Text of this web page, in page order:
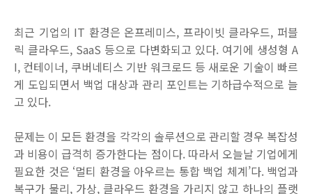
최근 기업의 IT 환경은 온프레미스, 프라이빗 클라우드, 퍼블
릭 클라우드, SaaS 등으로 다변화되고 있다. 여기에 생성형 A
I, 컨테이너, 쿠버네티스 기반 워크로드 등 새로운 기술이 빠르
게 도입되면서 백업 대상과 관리 포인트는 기하급수적으로 늘
고 있다.
문제는 이 모든 환경을 각각의 솔루션으로 관리할 경우 복잡성
과 비용이 급격히 증가한다는 점이다. 따라서 오늘날 기업에게
필요한 것은 ‘멀티 환경을 아우르는 통합 백업 체계’다. 백업과
복구가 물리, 가상, 클라우드 환경을 가리지 않고 하나의 플랫